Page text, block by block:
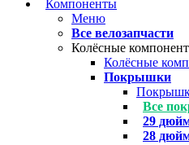
Компоненты
Меню
Все велозапчасти
Колёсные
Колёсные
Покрышки
Все
29
28